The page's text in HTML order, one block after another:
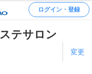
ログイン・登録
テサロン
変更